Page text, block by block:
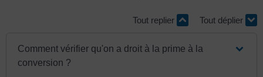
Tout replier Tout déplier
Comment vérifier qu'on a droit à la prime à la
conversion ?